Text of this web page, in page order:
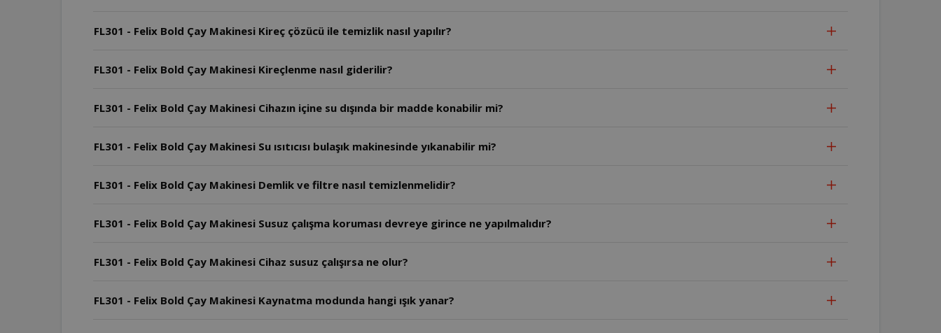
FL301 - Felix Bold Çay Makinesi Kireç çözücü ile temizlik nasıl yapılır?
FL301 - Felix Bold Çay Makinesi Kireçlenme nasıl giderilir?
FL301 - Felix Bold Çay Makinesi Cihazın içine su dışında bir madde konabilir mi?
FL301 - Felix Bold Çay Makinesi Su ısıtıcısı bulaşık makinesinde yıkanabilir mi?
FL301 - Felix Bold Çay Makinesi Demlik ve filtre nasıl temizlenmelidir?
FL301 - Felix Bold Çay Makinesi Susuz çalışma koruması devreye girince ne yapılmalıdır?
FL301 - Felix Bold Çay Makinesi Cihaz susuz çalışırsa ne olur?
FL301 - Felix Bold Çay Makinesi Kaynatma modunda hangi ışık yanar?